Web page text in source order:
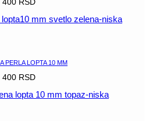
400 RSD
mm svetlo zelena-niska
PERLA LOPTA 10 MM
400 RSD
lopta 10 mm topaz-niska